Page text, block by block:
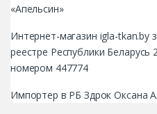
«Апельсин»
Интернет-магазин igla-tkan.by
реестре Республики Беларусь
номером 447774
Импортер в РБ Здрок Оксана